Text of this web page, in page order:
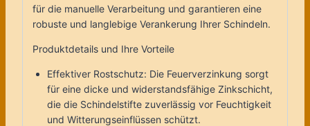
für die manuelle Verarbeitung und garantieren eine
robuste und langlebige Verankerung Ihrer Schindeln.
Produktdetails und Ihre Vorteile
Effektiver Rostschutz: Die Feuerverzinkung sorgt
für eine dicke und widerstandsfähige Zinkschicht,
die die Schindelstifte zuverlässig vor Feuchtigkeit
und Witterungseinflüssen schützt.